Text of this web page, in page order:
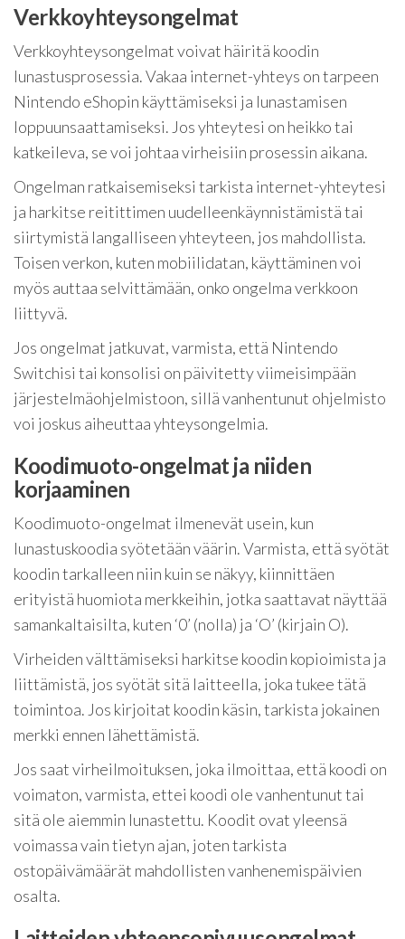
Verkkoyhteysongelmat
Verkkoyhteysongelmat voivat häiritä koodin
lunastusprosessia. Vakaa internet-yhteys on tarpeen
Nintendo eShopin käyttämiseksi ja lunastamisen
loppuunsaattamiseksi. Jos yhteytesi on heikko tai
katkeileva, se voi johtaa virheisiin prosessin aikana.
Ongelman ratkaisemiseksi tarkista internet-yhteytesi
ja harkitse reitittimen uudelleenkäynnistämistä tai
siirtymistä langalliseen yhteyteen, jos mahdollista.
Toisen verkon, kuten mobiilidatan, käyttäminen voi
myös auttaa selvittämään, onko ongelma verkkoon
liittyvä.
Jos ongelmat jatkuvat, varmista, että Nintendo
Switchisi tai konsolisi on päivitetty viimeisimpään
järjestelmäohjelmistoon, sillä vanhentunut ohjelmisto
voi joskus aiheuttaa yhteysongelmia.
Koodimuoto-ongelmat ja niiden
korjaaminen
Koodimuoto-ongelmat ilmenevät usein, kun
lunastuskoodia syötetään väärin. Varmista, että syötät
koodin tarkalleen niin kuin se näkyy, kiinnittäen
erityistä huomiota merkkeihin, jotka saattavat näyttää
samankaltaisilta, kuten ‘0’ (nolla) ja ‘O’ (kirjain O).
Virheiden välttämiseksi harkitse koodin kopioimista ja
liittämistä, jos syötät sitä laitteella, joka tukee tätä
toimintoa. Jos kirjoitat koodin käsin, tarkista jokainen
merkki ennen lähettämistä.
Jos saat virheilmoituksen, joka ilmoittaa, että koodi on
voimaton, varmista, ettei koodi ole vanhentunut tai
sitä ole aiemmin lunastettu. Koodit ovat yleensä
voimassa vain tietyn ajan, joten tarkista
ostopäivämäärät mahdollisten vanhenemispäivien
osalta.